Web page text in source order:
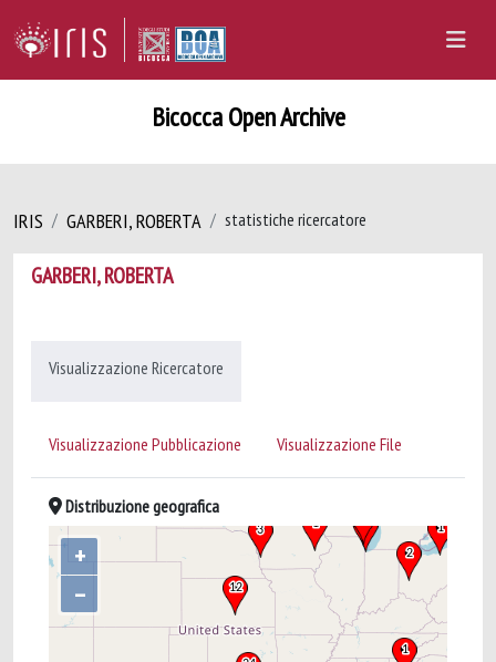
Bicocca Open Archive
IRIS GARBERI, ROBERTA statistiche ricercatore
GARBERI, ROBERTA
Visualizzazione Ricercatore
Visualizzazione Pubblicazione Visualizzazione File
Distribuzione geografica
+
–